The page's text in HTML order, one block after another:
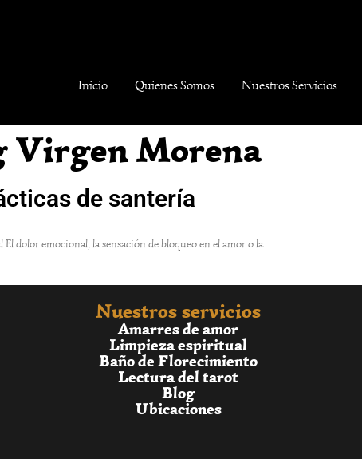
Inicio Quienes Somos Nuestros Servicios
Virgen Morena
de santería
dolor emocional, la sensación de bloqueo en el amor o la
Nuestros servicios
Amarres de amor
Limpieza espiritual
Baño de Florecimiento
Lectura del tarot
Blog
Ubicaciones